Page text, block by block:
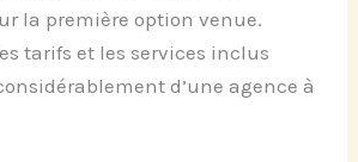
la première option venue.
tarifs et les services inclus
d’une agence à